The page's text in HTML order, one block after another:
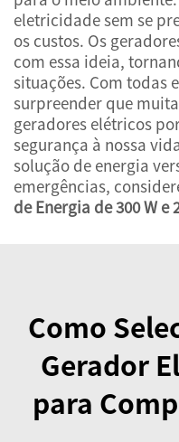
eletricidade sem se
os custos. Os
com essa ideia,
situações. Com todas
surpreender que
geradores elétricos
segurança à nossa
solução de energia
emergências,
de Energia de 300 W e
Como
Gerador
para